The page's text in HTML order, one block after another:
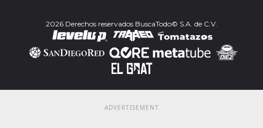
2026 Derechos reservados BuscaTodo© S.A. de C.V.